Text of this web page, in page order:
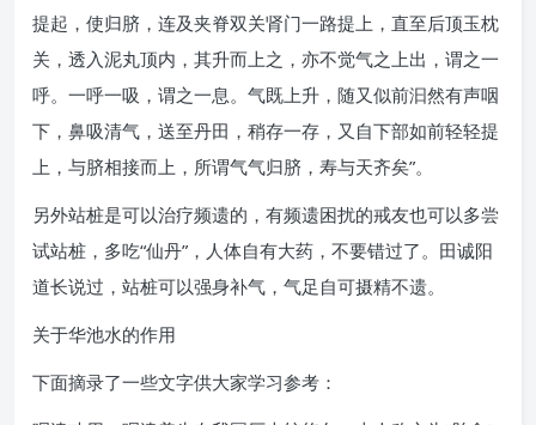
提起，使归脐，连及夹脊双关肾门一路提上，直至后顶玉枕
关，透入泥丸顶内，其升而上之，亦不觉气之上出，谓之一
呼。一呼一吸，谓之一息。气既上升，随又似前汩然有声咽
下，鼻吸清气，送至丹田，稍存一存，又自下部如前轻轻提
上，与脐相接而上，所谓气气归脐，寿与天齐矣”。
另外站桩是可以治疗频遗的，有频遗困扰的戒友也可以多尝
试站桩，多吃“仙丹”，人体自有大药，不要错过了。田诚阳
道长说过，站桩可以强身补气，气足自可摄精不遗。
关于华池水的作用
下面摘录了一些文字供大家学习参考：